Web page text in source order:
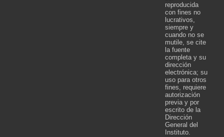
reproducida
con fines no
lucrativos,
siempre y
cuando no se
mutile, se cite
la fuente
completa y su
dirección
electrónica; su
uso para otros
fines, requiere
autorización
previa y por
escrito de la
Dirección
General del
Instituto.